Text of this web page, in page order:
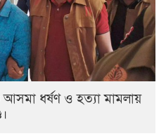
ধর্ষণ ও হত্যা মামলায়